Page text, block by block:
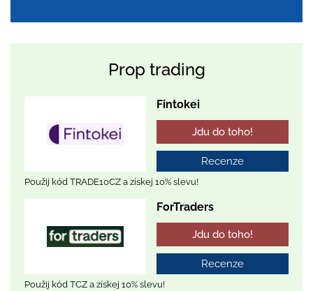
Prop trading
Fintokei
Jdu do toho!
Recenze
Použij kód TRADE10CZ a získej 10% slevu!
ForTraders
Jdu do toho!
Recenze
Použij kód TCZ a získej 10% slevu!